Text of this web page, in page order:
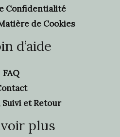
Confidentialité
de Cookies
d’aide
FAQ
et Retour
plus